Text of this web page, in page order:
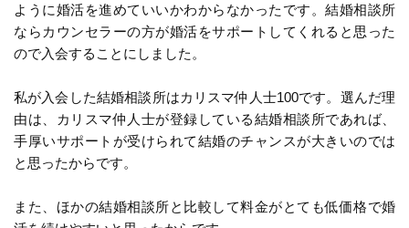
ように婚活を進めていいかわからなかったです。結婚相談所
ならカウンセラーの方が婚活をサポートしてくれると思った
ので入会することにしました。
私が入会した結婚相談所はカリスマ仲人士100です。選んだ理
由は、カリスマ仲人士が登録している結婚相談所であれば、
手厚いサポートが受けられて結婚のチャンスが大きいのでは
と思ったからです。
また、ほかの結婚相談所と比較して料金がとても低価格で婚